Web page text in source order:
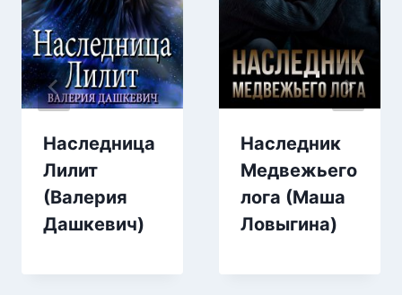
Наследница
Лилит
(Валерия
Дашкевич)
Наследник
Медвежьего
лога (Маша
Ловыгина)